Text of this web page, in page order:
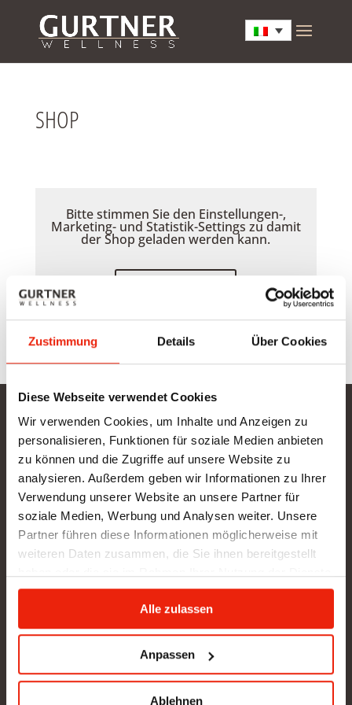
Zustimmung Details Über Cookies
Diese Webseite verwendet Cookies
Wir verwenden Cookies, um Inhalte und Anzeigen zu
personalisieren, Funktionen für soziale Medien anbieten
zu können und die Zugriffe auf unsere Website zu
analysieren. Außerdem geben wir Informationen zu Ihrer
Verwendung unserer Website an unsere Partner für
soziale Medien, Werbung und Analysen weiter. Unsere
Partner führen diese Informationen möglicherweise mit
weiteren Daten zusammen, die Sie ihnen bereitgestellt
gesammelt haben.
Alle zulassen
Anpassen
Ablehnen
SHOP
Bitte stimmen Sie den Einstellungen-,
Marketing- und Statistik-Settings zu damit
der Shop geladen werden kann.
Gurtner Wellness GmbH
SHOWROOM NEU: in Arbeit - wir bitten um etwas
Geduld
BÜRO (kein Kundenverkehr):
Gunzing 57
4923 Lohnsburg
Tel.: +43/676/4403679
office@gurtner-infrarot.at
Anfrage senden